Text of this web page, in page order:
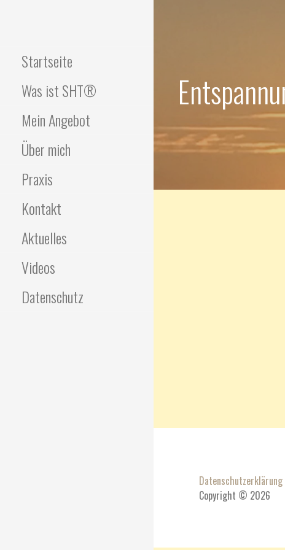
Startseite
Was ist SHT®
Mein Angebot
Über mich
Praxis
Kontakt
Aktuelles
Videos
Datenschutz
Datenschutzerklärung
Copyright © 2026